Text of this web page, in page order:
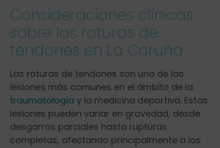
Consideraciones clínicas
sobre las ⁤roturas de
tendones en La Coruña
Las ‍roturas de tendones son una de las
lesiones más comunes en el ámbito de la
traumatología y la medicina deportiva. Estas
lesiones pueden variar en gravedad, desde
desgarros parciales hasta rupturas
completas, afectando principalmente a los